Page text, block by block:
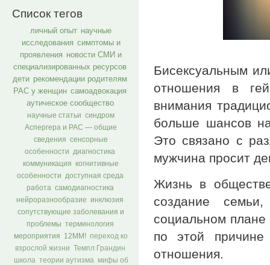
Список тегов
личный опыт научные
исследования симптомы и
проявления новости СМИ и
специализированных ресурсов
дети рекомендации родителям
РАС у женщин самоадвокация
аутическое сообщество
научные статьи синдром
Аспергера и РАС — общие
сведения сенсорные
особенности диагностика
коммуникация когнитивные
особенности доступная среда
работа самодиагностика
нейроразнообразие инклюзия
сопутствующие заболевания и
проблемы терминология
мероприятия 12ММ! переход ко
взрослой жизни
Темпл Грандин
школа теории аутизма
мифы об
Бисексуальным
отношения в
внимания
больше шансов
Это связано с
мужчина просит
Жизнь в
создание
социальном
по этой причине
отношения.